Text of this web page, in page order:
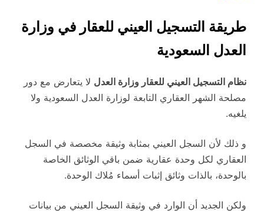
طريقة التسجيل العيني للعقار في وزارة
العدل السعودية
نظام التسجيل العيني للعقار وزارة العدل لا يتعارض مع دور
مصلحة الشهر العقاري التابعة لوزارة العدل السعودية ولا
يلغيه.
و ذلك لأن السجل العيني بمثابة وثيقة مخصصة في السجل
العقاري لكل وحدة عقارية ضمن باقي الوثائق الخاصة
بالوحدة، بالذات وثائق إثبات أسماء مُلاك الوحدة.
ولكن الجديد أن الوارد في وثيقة السجل العيني من بيانات